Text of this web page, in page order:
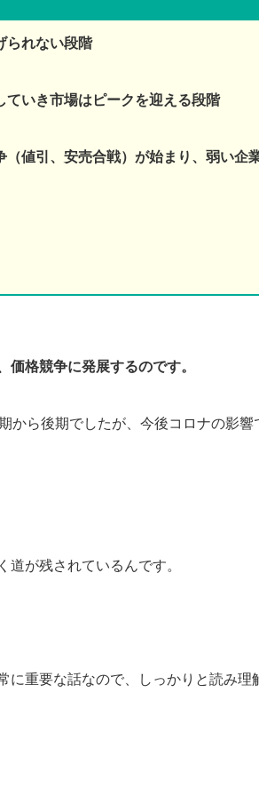
られない段階
いき市場はピークを迎える段階
値引、安売合戦）が始まり、弱い企
格競争に発展するのです。
から後期でしたが、今後コロナの影響
が残されているんです。
に重要な話なので、しっかりと読み理